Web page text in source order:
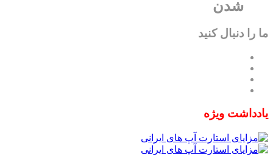
شدن
ما را دنبال کنید
یادداشت ویژه